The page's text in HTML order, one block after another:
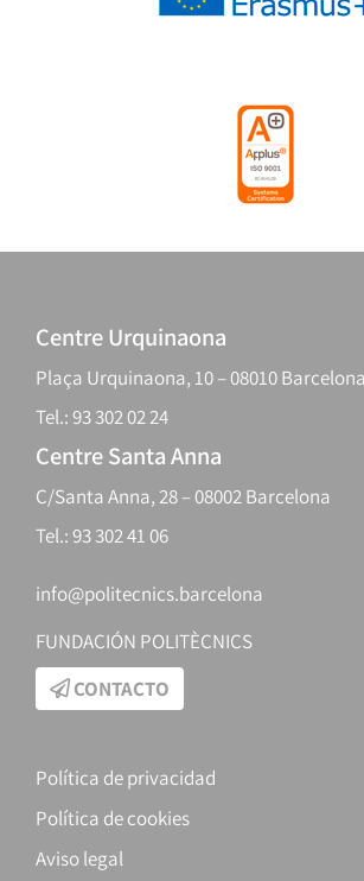
Centre Urquinaona
Plaça Urquinaona, 10 – 08010 Barcelona
Tel.: 93 302 02 24
Centre Santa Anna
C/Santa Anna, 28 – 08002 Barcelona
Tel.: 93 302 41 06
info@politecnics.barcelona
FUNDACIÓN POLITÈCNICS
CONTACTO
Política de privacidad
Política de cookies
Aviso legal